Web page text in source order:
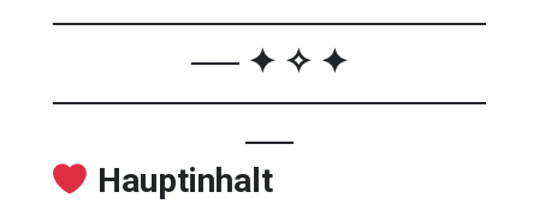
──────────────────
── ✦ ✧ ✦
──────────────────
──
Hauptinhalt